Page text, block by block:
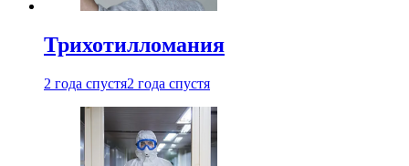
Трихотилломания
2 года спустя2 года спустя